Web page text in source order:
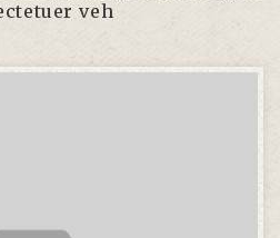
veh